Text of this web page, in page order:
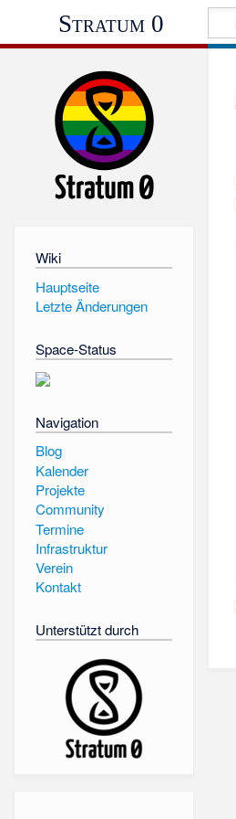
Stratum 0
Wiki
Hauptseite
Letzte Änderungen
Space-Status
Navigation
Blog
Kalender
Projekte
Community
Termine
Infrastruktur
Verein
Kontakt
Unterstützt durch